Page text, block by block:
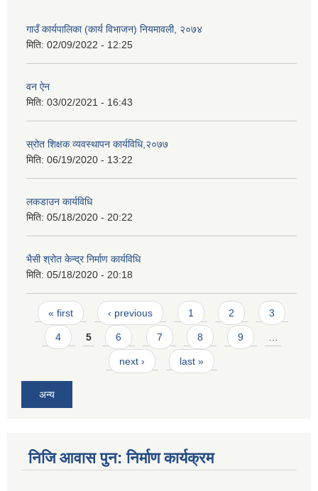
गाउँ कार्यपालिका (कार्य विभाजन) नियमावली, २०७४
मिति: 02/09/2022 - 12:25
वन ऐन
मिति: 03/02/2021 - 16:43
स्रोत शिक्षक व्यवस्थापन कार्यविधि,२०७७
मिति: 06/19/2020 - 13:22
लकडाउन कार्यविधि
मिति: 05/18/2020 - 20:22
भैसी श्रोत केन्द्र निर्माण कार्यविधि
मिति: 05/18/2020 - 20:18
Pages
« first ‹ previous 1 2 3
4 5 6 7 8 9
next › last »
अन्य
निजि आवास पुन: निर्माण कार्यक्रम